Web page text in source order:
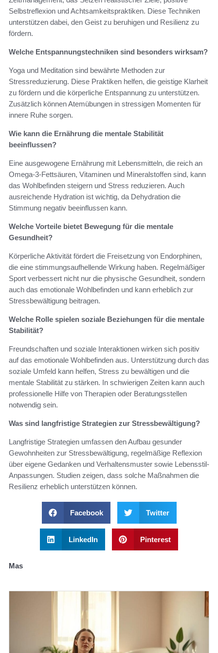
Selbstreflexion und Achtsamkeitspraktiken. Diese Techniken
unterstützen dabei, den Geist zu beruhigen und Resilienz zu
fördern.
Welche Entspannungstechniken sind besonders wirksam?
Yoga und Meditation sind bewährte Methoden zur
Stressreduzierung. Diese Praktiken helfen, die geistige Klarheit
zu fördern und die körperliche Entspannung zu unterstützen.
Zusätzlich können Atemübungen in stressigen Momenten für
innere Ruhe sorgen.
Wie kann die Ernährung die mentale Stabilität
beeinflussen?
Eine ausgewogene Ernährung mit Lebensmitteln, die reich an
Omega-3-Fettsäuren, Vitaminen und Mineralstoffen sind, kann
das Wohlbefinden steigern und Stress reduzieren. Auch
ausreichende Hydration ist wichtig, da Dehydration die
Stimmung negativ beeinflussen kann.
Welche Vorteile bietet Bewegung für die mentale
Gesundheit?
Körperliche Aktivität fördert die Freisetzung von Endorphinen,
die eine stimmungsaufhellende Wirkung haben. Regelmäßiger
Sport verbessert nicht nur die physische Gesundheit, sondern
auch das emotionale Wohlbefinden und kann erheblich zur
Stressbewältigung beitragen.
Welche Rolle spielen soziale Beziehungen für die mentale
Stabilität?
Freundschaften und soziale Interaktionen wirken sich positiv
auf das emotionale Wohlbefinden aus. Unterstützung durch das
soziale Umfeld kann helfen, Stress zu bewältigen und die
mentale Stabilität zu stärken. In schwierigen Zeiten kann auch
professionelle Hilfe von Therapien oder Beratungsstellen
notwendig sein.
Was sind langfristige Strategien zur Stressbewältigung?
Langfristige Strategien umfassen den Aufbau gesunder
Gewohnheiten zur Stressbewältigung, regelmäßige Reflexion
über eigene Gedanken und Verhaltensmuster sowie Lebensstil-
Anpassungen. Studien zeigen, dass solche Maßnahmen die
Resilienz erheblich unterstützen können.
Facebook Twitter
LinkedIn Pinterest
Mas